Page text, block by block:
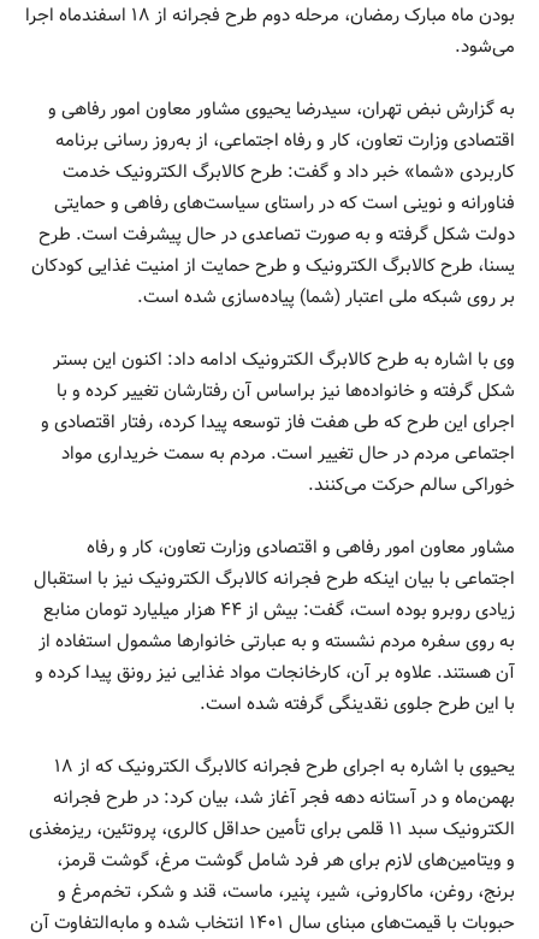
بودن ماه مبارک رمضان، مرحله دوم طرح فجرانه از ۱۸ اسفندماه اجرا
می‌شود.
به گزارش نبض تهران، سیدرضا یحیوی مشاور معاون امور رفاهی و
اقتصادی وزارت تعاون، کار و رفاه اجتماعی، از به‌روز رسانی برنامه
کاربردی «شما» خبر داد و گفت: طرح کالابرگ الکترونیک خدمت
فناورانه و نوینی است که در راستای سیاست‌های رفاهی و حمایتی
دولت شکل گرفته و به صورت تصاعدی در حال پیشرفت است. طرح
یسنا، طرح کالابرگ الکترونیک و طرح حمایت از امنیت غذایی کودکان
بر روی شبکه ملی اعتبار (شما) پیاده‌سازی شده است.
وی با اشاره به طرح کالابرگ الکترونیک ادامه داد: اکنون این بستر
شکل گرفته و خانواده‌ها نیز براساس آن رفتارشان تغییر کرده و با
اجرای این طرح که طی هفت فاز توسعه پیدا کرده، رفتار اقتصادی و
اجتماعی مردم در حال تغییر است. مردم به سمت خریداری مواد
خوراکی سالم حرکت می‌کنند.
مشاور معاون امور رفاهی و اقتصادی وزارت تعاون، کار و رفاه
اجتماعی با بیان اینکه طرح فجرانه کالابرگ الکترونیک نیز با استقبال
زیادی روبرو بوده است، گفت: بیش از ۴۴ هزار میلیارد تومان منابع
به روی سفره مردم نشسته و به عبارتی خانوار‌ها مشمول استفاده از
آن هستند. علاوه بر آن، کارخانجات مواد غذایی نیز رونق پیدا کرده و
با این طرح جلوی نقدینگی گرفته شده است.
یحیوی با اشاره به اجرای طرح فجرانه کالابرگ الکترونیک که از ۱۸
بهمن‌ماه و در آستانه دهه فجر آغاز شد، بیان کرد: در طرح فجرانه
الکترونیک سبد ۱۱ قلمی برای تأمین حداقل کالری، پروتئین، ریزمغذی
و ویتامین‌های لازم برای هر فرد شامل گوشت مرغ، گوشت قرمز،
برنج، روغن، ماکارونی، شیر، پنیر، ماست، قند و شکر، تخم‌مرغ و
حبوبات با قیمت‌های مبنای سال ۱۴۰۱ انتخاب شده و مابه‌التفاوت آن